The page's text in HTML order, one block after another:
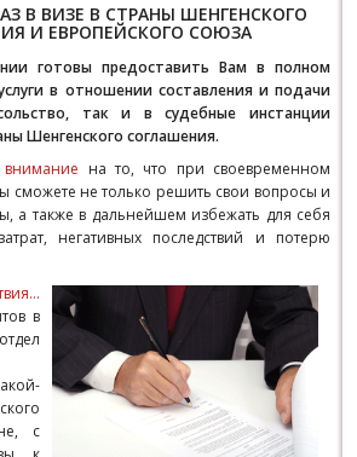
В ВИЗЕ В СТРАНЫ ШЕНГЕНСКОГО
И ЕВРОПЕЙСКОГО СОЮЗА
готовы предоставить Вам в полном
в отношении составления и подачи
так и в судебные инстанции
Шенгенского соглашения.
на то, что при своевременном
сможете не только решить свои вопросы и
а также в дальнейшем избежать для себя
негативных последствий и потерю
в
с